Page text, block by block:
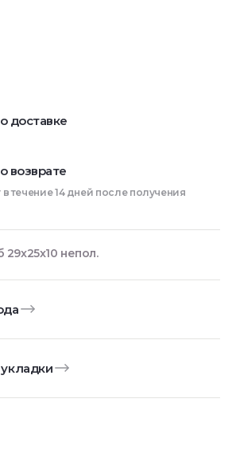
доставке
возврате
течение 14 дней после получения
29x25x10 непол.